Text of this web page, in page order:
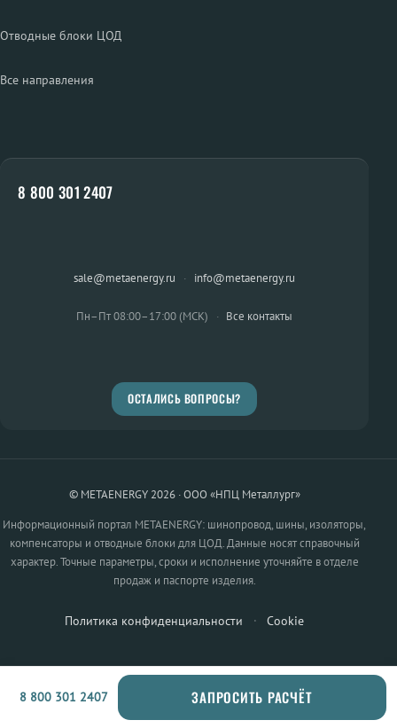
Отводные блоки ЦОД
Все направления
8 800 301 2407
sale@metaenergy.ru · info@metaenergy.ru
Пн–Пт 08:00–17:00 (МСК) · Все контакты
ОСТАЛИСЬ ВОПРОСЫ?
© METAENERGY 2026 · ООО «НПЦ Металлург»
Информационный портал METAENERGY: шинопровод, шины, изоляторы,
компенсаторы и отводные блоки для ЦОД. Данные носят справочный
характер. Точные параметры, сроки и исполнение уточняйте в отделе
продаж и паспорте изделия.
Политика конфиденциальности · Cookie
8 800 301 2407 ЗАПРОСИТЬ РАСЧЁТ